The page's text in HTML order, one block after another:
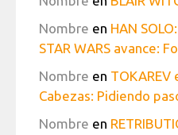
Nombre en HAN
STAR WARS avance:
Nombre en TOKAREV
Cabezas: Pidiendo
Nombre en